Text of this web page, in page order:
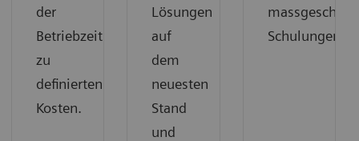
der
Betriebzeit
zu
definierten
Kosten.
Lösungen
auf
dem
neuesten
Stand
und
Schulungen.